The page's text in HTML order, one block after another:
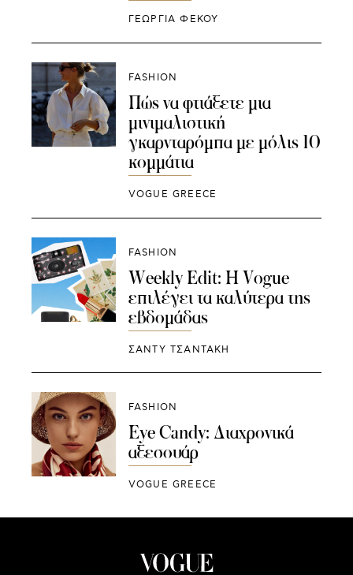
ΓΕΩΡΓΙΑ ΦΕΚΟΥ
FASHION
Πώς να φτιάξετε μια
μινιμαλιστική
γκαρνταρόμπα με μόλις 10
κομμάτια
VOGUE GREECE
FASHION
Weekly Edit: H Vogue
επιλέγει τα καλύτερα της
εβδομάδας
ΣΑΝΤΥ ΤΣΑΝΤΑΚΗ
FASHION
Eye Candy: Διαχρονικά
αξεσουάρ
VOGUE GREECE